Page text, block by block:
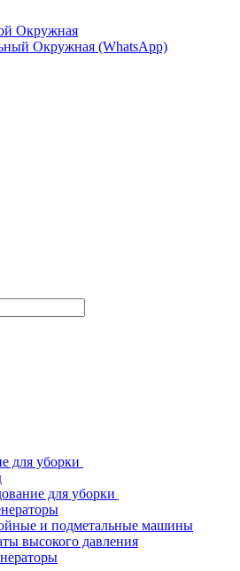
Окружная
Окружная (WhatsApp)
для уборки
для уборки
и подметальные машины
высокого давления